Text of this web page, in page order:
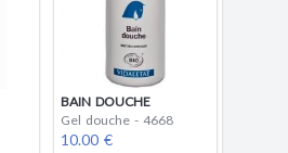
BAIN DOUCHE
Gel douche - 4668
10.00 €